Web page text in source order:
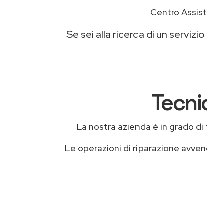
Centro
Se sei alla ricerca di un servizio
La nostra azienda è in grado
Le operazioni di riparazione